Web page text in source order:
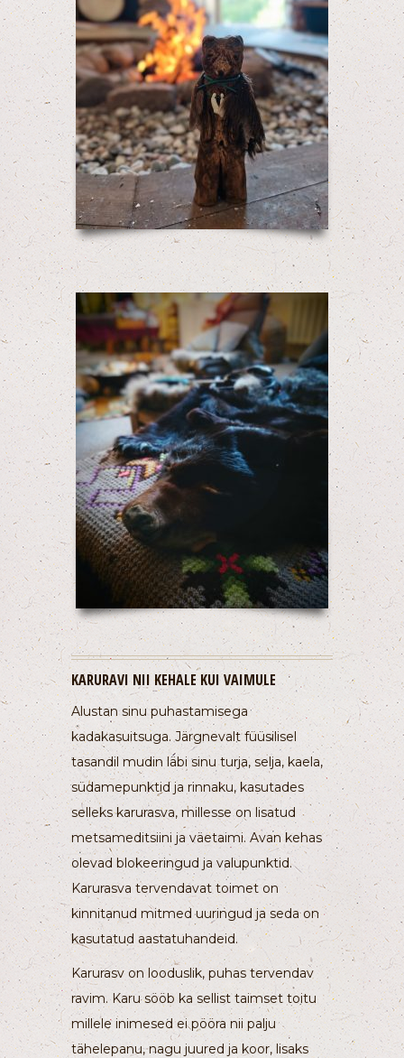
KARURAVI NII KEHALE KUI VAIMULE
Alustan sinu puhastamisega
kadakasuitsuga. Järgnevalt füüsilisel
tasandil mudin läbi sinu turja, selja, kaela,
südamepunktid ja rinnaku, kasutades
selleks karurasva, millesse on lisatud
metsameditsiini ja väetaimi. Avan kehas
olevad blokeeringud ja valupunktid.
Karurasva tervendavat toimet on
kinnitanud mitmed uuringud ja seda on
kasutatud aastatuhandeid.
Karurasv on looduslik, puhas tervendav
ravim. Karu sööb ka sellist taimset toitu
millele inimesed ei pööra nii palju
tähelepanu, nagu juured ja koor, lisaks